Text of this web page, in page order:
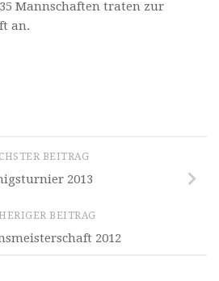
Mannschaften traten zur
an.
BEITRAG
2013
BEITRAG
2012